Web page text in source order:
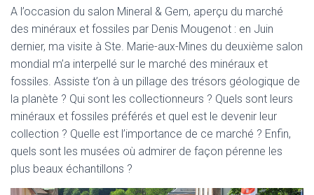
A l’occasion du salon Mineral & Gem, aperçu du marché
des minéraux et fossiles par Denis Mougenot : en Juin
dernier, ma visite à Ste. Marie-aux-Mines du deuxième salon
mondial m’a interpellé sur le marché des minéraux et
fossiles. Assiste t’on à un pillage des trésors géologique de
la planète ? Qui sont les collectionneurs ? Quels sont leurs
minéraux et fossiles préférés et quel est le devenir leur
collection ? Quelle est l’importance de ce marché ? Enfin,
quels sont les musées où admirer de façon pérenne les
plus beaux échantillons ?